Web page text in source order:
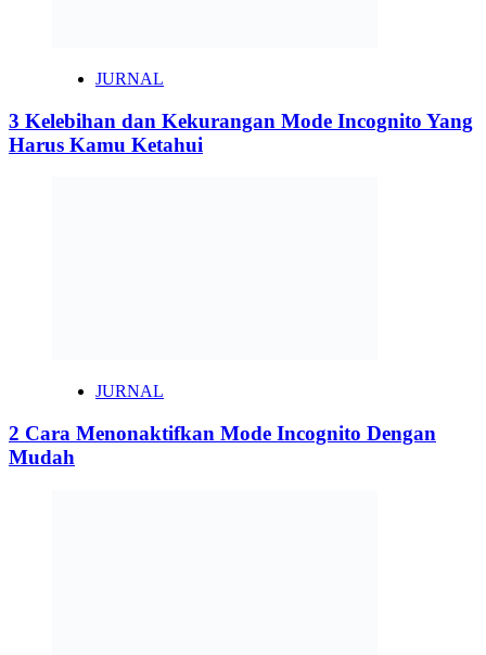
JURNAL
3 Kelebihan dan Kekurangan Mode Incognito Yang
Harus Kamu Ketahui
JURNAL
2 Cara Menonaktifkan Mode Incognito Dengan
Mudah